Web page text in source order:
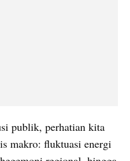
publik, perhatian kita
makro: fluktuasi energi